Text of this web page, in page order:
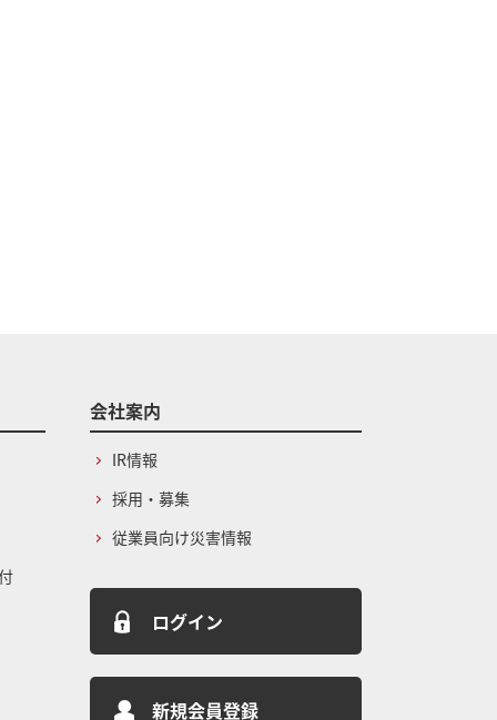
会社案内
IR情報
採用・募集
従業員向け災害情報
ログイン
新規会員登録